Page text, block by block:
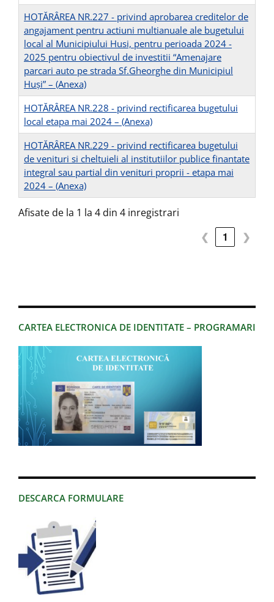
CARTEA ELECTRONICA DE IDENTITATE – PROGRAMARI
DESCARCA FORMULARE
HOTĂRÂREA NR.227 - privind aprobarea creditelor de
angajament pentru actiuni multianuale ale bugetului
local al Municipiului Husi, pentru perioada 2024 -
2025 pentru obiectivul de investitii “Amenajare
parcari auto pe strada Sf.Gheorghe din Municipiul
Huși” – (Anexa)
HOTĂRÂREA NR.228 - privind rectificarea bugetului
local etapa mai 2024 – (Anexa)
HOTĂRÂREA NR.229 - privind rectificarea bugetului
de venituri si cheltuieli al institutiilor publice finantate
integral sau partial din venituri proprii - etapa mai
2024 – (Anexa)
Afisate de la 1 la 4 din 4 inregistrari
❮ 1 ❯